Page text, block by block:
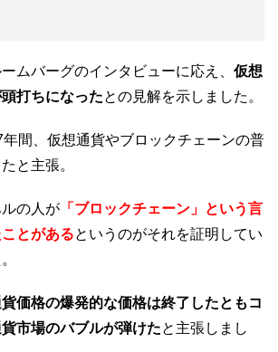
ムバーグのインタビューに応え、 仮想
打ちになったとの見解を示しました。
間、仮想通貨やブロックチェーンの普
と主張。
の人が 「ブロックチェーン」という言
とがあるというのがそれを証明してい
価格の爆発的な価格は終了したともコ
市場のバブルが弾けたと主張しまし